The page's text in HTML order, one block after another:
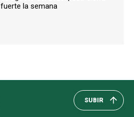
fuerte la semana
SUBIR